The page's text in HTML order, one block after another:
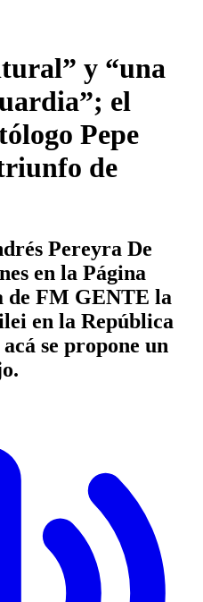
y “una
el
Pepe
de
Pereyra De
en la Página
de FM GENTE la
en la República
se propone un